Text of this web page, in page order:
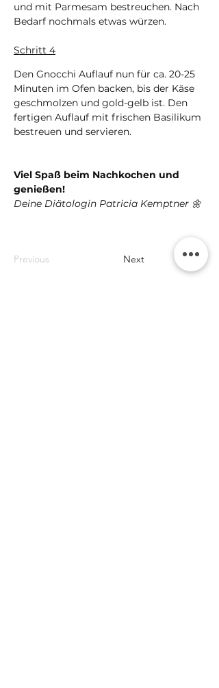
und mit Parmesam bestreuchen. Nach
Bedarf nochmals etwas würzen.
Schritt 4
Den Gnocchi Auflauf nun für ca. 20-25
Minuten im Ofen backen, bis der Käse
geschmolzen und gold-gelb ist. Den
fertigen Auflauf mit frischen Basilikum
bestreuen und servieren.
Viel Spaß beim Nachkochen und
genießen!
Deine Diätologin Patricia Kemptner 🌼
Previous Next